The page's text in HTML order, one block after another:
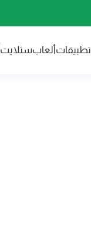
تطبيقاتألعابستلايت